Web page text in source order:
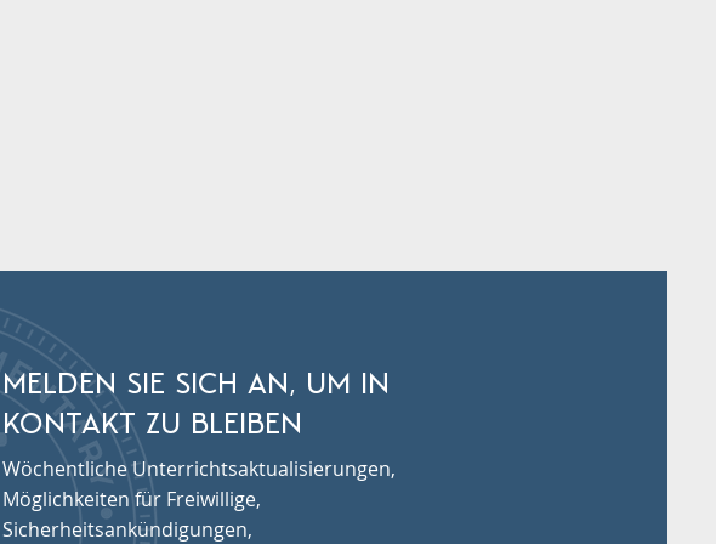
MELDEN SIE SICH AN, UM IN
KONTAKT ZU BLEIBEN
Wöchentliche Unterrichtsaktualisierungen,
Möglichkeiten für Freiwillige,
Sicherheitsankündigungen,